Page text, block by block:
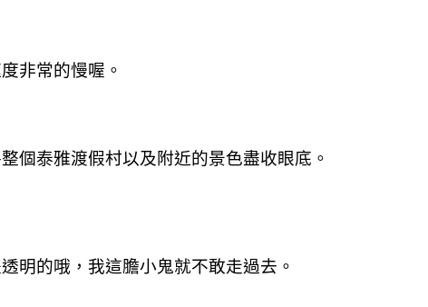
非常的慢喔。
個泰雅渡假村以及附近的景色盡收眼底。
明的哦，我這膽小鬼就不敢走過去。